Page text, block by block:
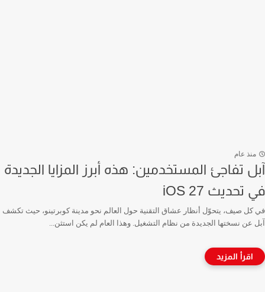
منذ عام
آبل تفاجئ المستخدمين: هذه أبرز المزايا الجديدة
في تحديث iOS 27
في كل صيف، يتحوّل أنظار عشاق التقنية حول العالم نحو مدينة كوبرتينو، حيث تكشف
آبل عن نسختها الجديدة من نظام التشغيل. وهذا العام لم يكن استثن...